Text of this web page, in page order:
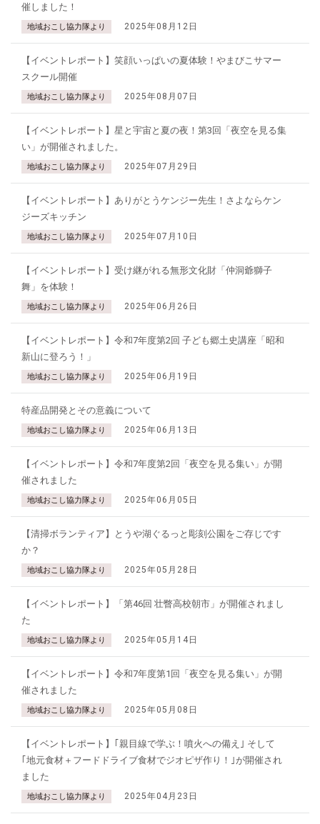
催しました！
地域おこし協力隊より 2025年08月12日
【イベントレポート】笑顔いっぱいの夏体験！やまびこサマー
スクール開催
地域おこし協力隊より 2025年08月07日
【イベントレポート】星と宇宙と夏の夜！第3回「夜空を見る集
い」が開催されました。
地域おこし協力隊より 2025年07月29日
【イベントレポート】ありがとうケンジー先生！さよならケン
ジーズキッチン
地域おこし協力隊より 2025年07月10日
【イベントレポート】受け継がれる無形文化財「仲洞爺獅子
舞」を体験！
地域おこし協力隊より 2025年06月26日
【イベントレポート】令和7年度第2回 子ども郷土史講座「昭和
新山に登ろう！」
地域おこし協力隊より 2025年06月19日
特産品開発とその意義について
地域おこし協力隊より 2025年06月13日
【イベントレポート】令和7年度第2回「夜空を見る集い」が開
催されました
地域おこし協力隊より 2025年06月05日
【清掃ボランティア】とうや湖ぐるっと彫刻公園をご存じです
か？
地域おこし協力隊より 2025年05月28日
【イベントレポート】「第46回 壮瞥高校朝市」が開催されまし
た
地域おこし協力隊より 2025年05月14日
【イベントレポート】令和7年度第1回「夜空を見る集い」が開
催されました
地域おこし協力隊より 2025年05月08日
【イベントレポート】｢親目線で学ぶ！噴火への備え｣ そして
｢地元食材＋フードドライブ食材でジオピザ作り！｣が開催され
ました
地域おこし協力隊より 2025年04月23日